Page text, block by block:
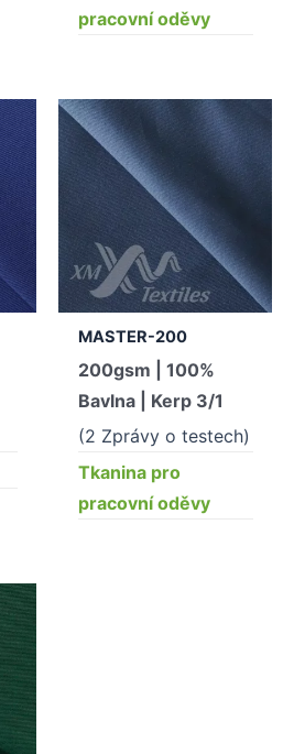
pracovní oděvy
MASTER-200
200gsm | 100%
Bavlna | Kerp 3/1
(2 Zprávy o testech)
Tkanina pro
pracovní oděvy